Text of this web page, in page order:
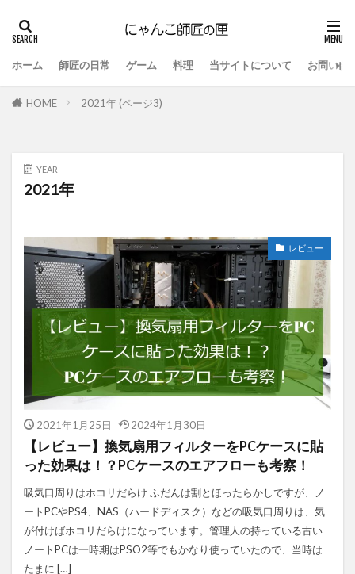
ホーム 師匠の日常 ゲーム 料理 当サイトについて お問い合
HOME 2021年 (ページ3)
YEAR
2021年
レビュー
2021年1月25日 2024年1月30日
【レビュー】換気扇用フィルターをPCケースに貼
った効果は！？PCケースのエアフローも考察！
吸気口周りはホコリだらけ ふだんは割とほったらかしですが、ノ
ートPCやPS4、NAS（ハードディスク）などの吸気口周りは、気
が付けばホコリだらけになっています。管理人の持っている古い
ノートPCは一時期はPSO2等でもかなり使っていたので、当時は
たまに […]